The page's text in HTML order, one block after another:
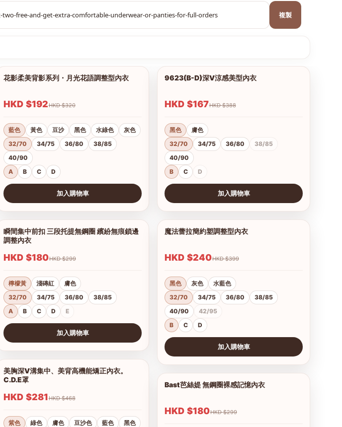
複製
1/18
花影柔美背影系列・月光花語調整型內衣
HKD $192 HKD $320
藍色 黃色 豆沙 黑色 水綠色
灰色
32/70
34/75 36/80
38/85
40/90
A
B C D
加入購物車
1/9
瞬間集中前扣 三段托提無鋼圈 繽紛無痕鎖邊
調整內衣
HKD $180 HKD $299
檸檬黃 淺磚紅
膚色
32/70
34/75 36/80
38/85
A
B C D E
加入購物車
美胸深V溝集中、美背高機能矯正內衣。
C.D.E罩
HKD $281 HKD $468
紫色 綠色 膚色 豆沙色 藍色
黑色
9623(B-D)深V涼感美型內衣
HKD $167 HKD $388
黑色
膚色
32/70
34/75 36/80
38/85
40/90
B
C D
加入購物車
魔法蕾拉簡約塑調整型內衣
HKD $240 HKD $399
黑色 灰色
水藍色
32/70
34/75 36/80
38/85
40/90
42/95
B
C D
加入購物車
Bast芭絲媞 無鋼圈裸感記憶內衣
HKD $180 HKD $299